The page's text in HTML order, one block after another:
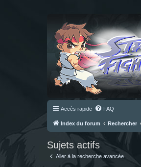
Accès rapide FAQ
Index du forum Rechercher
Sujets actifs
Aller à la recherche avancée